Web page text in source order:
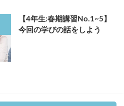
【4年生:春期講習No.1~5】
今回の学びの話をしよう